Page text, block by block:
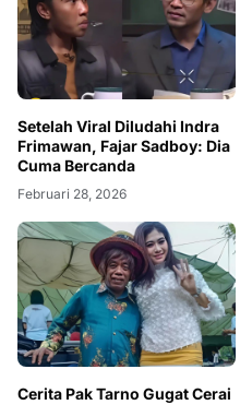
Setelah Viral Diludahi Indra
Frimawan, Fajar Sadboy: Dia
Cuma Bercanda
Februari 28, 2026
Cerita Pak Tarno Gugat Cerai